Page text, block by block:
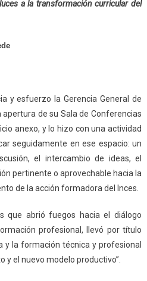
a la transformación curricular del
y esfuerzo la Gerencia General de
de su Sala de Conferencias
anexo, y lo hizo con una actividad
seguidamente en ese espacio: un
el intercambio de ideas, el
pertinente o aprovechable hacia la
de la acción formadora del Inces.
que abrió fuegos hacia el diálogo
profesional, llevó por título
y la formación técnica y profesional
y el nuevo modelo productivo”.